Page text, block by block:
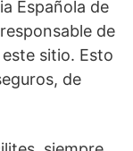
Española de
de
sitio. Esto
de